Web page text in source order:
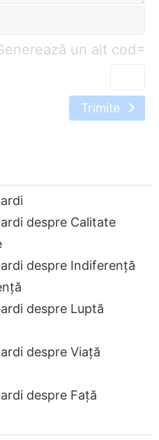
=
Trimite
despre Calitate
despre Indiferență
despre Luptă
despre Viață
despre Față